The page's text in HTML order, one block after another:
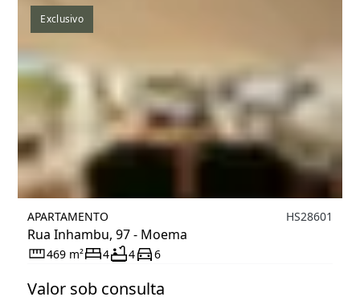
Exclusivo
APARTAMENTO
Rua Inhambu, 97 - Moema
HS28601
469 m² 4 4 6
Valor sob consulta